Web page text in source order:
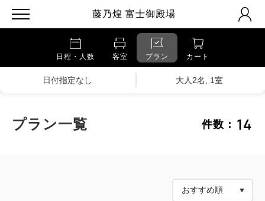
藤乃煌 富士御殿場
日程・人数 客室 プラン カート
日付指定なし 大人2名, 1室
プラン一覧 件数： 14